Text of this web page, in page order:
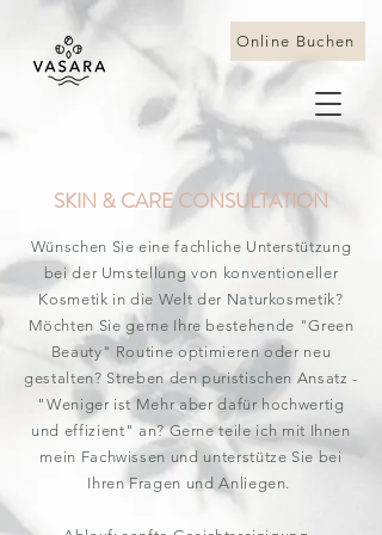
Online Buchen
SKIN & CARE CONSULTATION
Wünschen Sie eine fachliche Unterstützung
bei der Umstellung von konventioneller
Kosmetik in die Welt der Naturkosmetik?
Möchten Sie gerne Ihre bestehende "Green
Beauty" Routine optimieren oder neu
gestalten? Streben den puristischen Ansatz -
"Weniger ist Mehr aber dafür hochwertig
und effizient" an? Gerne teile ich mit Ihnen
mein Fachwissen und unterstütze Sie bei
Ihren Fragen und Anliegen.